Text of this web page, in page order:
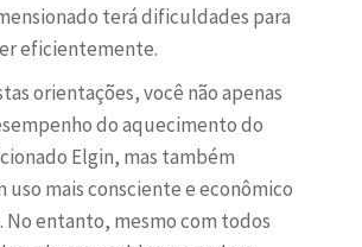
terá dificuldades para
eficientemente.
orientações, você não apenas
do aquecimento do
Elgin, mas também
uso mais consciente e econômico
No entanto, mesmo com todos